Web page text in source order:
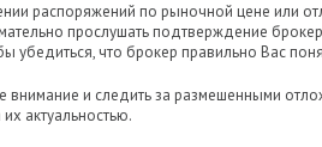
распоряжений по рыночной цене или
прослушать подтверждение
убедиться, что брокер правильно Вас
внимание и следить за размешенными
актуальностью.